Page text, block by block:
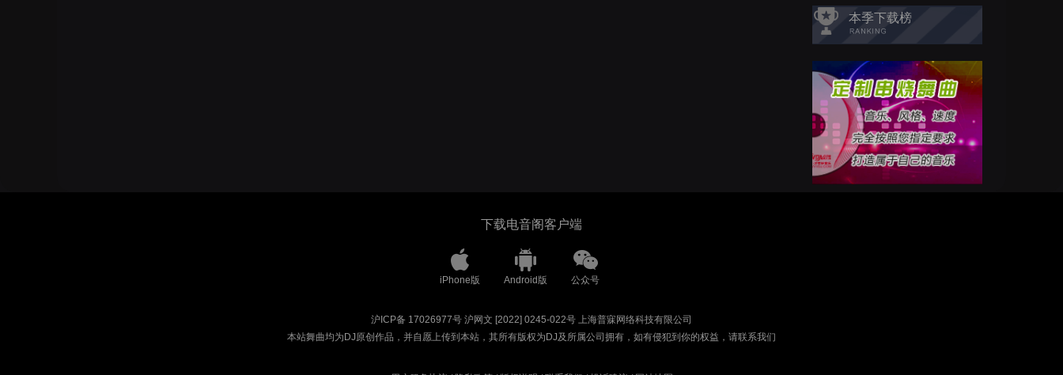
本季下载榜
下载电音阁客户端
iPhone版 Android版 公众号
沪ICP备 17026977号 沪网文 [2022] 0245-022号 上海普寐网络科技有限公司
本站舞曲均为DJ原创作品，并自愿上传到本站，其所有版权为DJ及所属公司拥有，如有侵犯到你的权益，请联系我们